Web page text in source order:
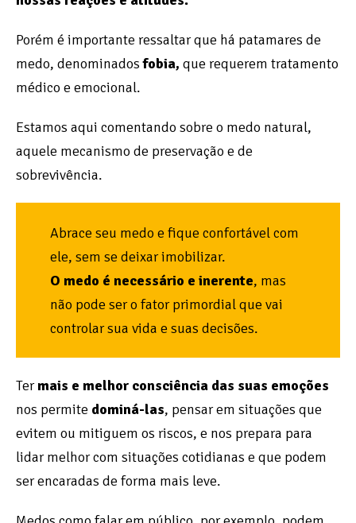
Porém é importante ressaltar que há patamares de
medo, denominadosfobia, que requerem tratamento
médico e emocional.
Estamos aqui comentando sobre o medo natural,
aquele mecanismo de preservação e de
sobrevivência.
Abrace seu medo e fique confortável com
ele, sem se deixar imobilizar.
O medo é necessário e inerente, mas
não pode ser o fator primordial que vai
controlar sua vida e suas decisões.
Termais e melhor consciência das suas emoções
nos permite dominá-las, pensar em situações que
evitem ou mitiguem os riscos, e nos prepara para
lidar melhor com situações cotidianas e que podem
ser encaradas de forma mais leve.